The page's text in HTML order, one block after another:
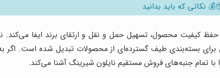
نکاتی که باید بدانید
کیفیت محصول، تسهیل حمل و نقل و ارتقای برند ایفا می‌کند.
بسته‌بندی طیف گسترده‌ای از محصولات تبدیل شده است. اگر به
با تمام جنبه‌های فروش مستقیم نایلون شیرینگ آشنا می‌کند.